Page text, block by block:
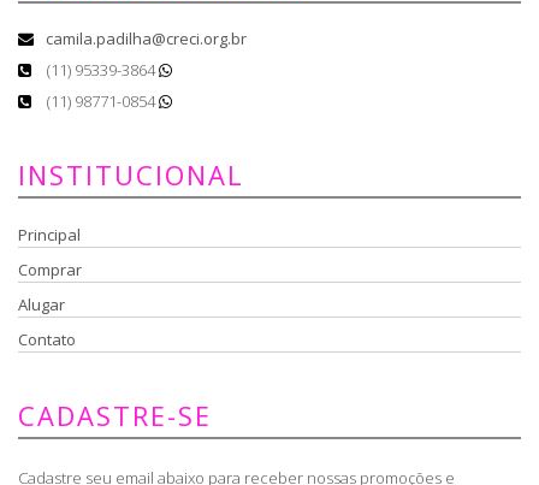
camila.padilha@creci.org.br
(11) 95339-3864
(11) 98771-0854
INSTITUCIONAL
Principal
Comprar
Alugar
Contato
CADASTRE-SE
Cadastre seu email abaixo para receber nossas promoções e